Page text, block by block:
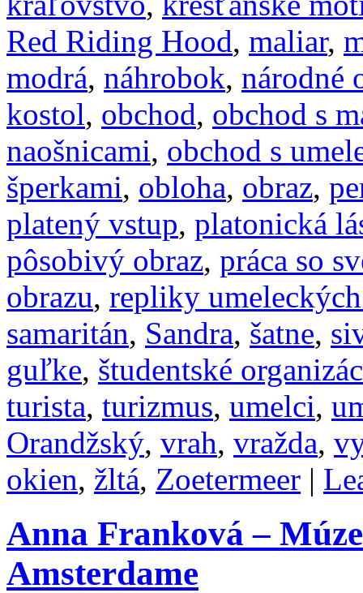
Red Riding Hood, maliar,
modrá, náhrobok, národné
kostol, obchod, obchod s
naošnicami, obchod s
šperkami, obloha, obraz,
platený vstup, platonická
pôsobivý obraz, práca so
obrazu, repliky
samaritán, Sandra, šatne,
guľke, študentské
turista, turizmus, umelci,
Orandžský, vrah, vražda,
okien, žltá, Zoetermeer |
Anna Franková –
Amsterdame